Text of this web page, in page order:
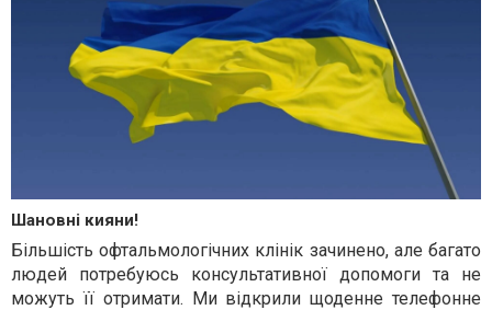
Шановні кияни!
Більшість офтальмологічних клінік зачинено, але багато
людей потребуюсь консультативної допомоги та не
можуть її отримати. Ми відкрили щоденне телефонне